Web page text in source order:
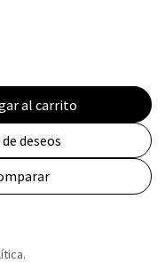
al carrito
deseos